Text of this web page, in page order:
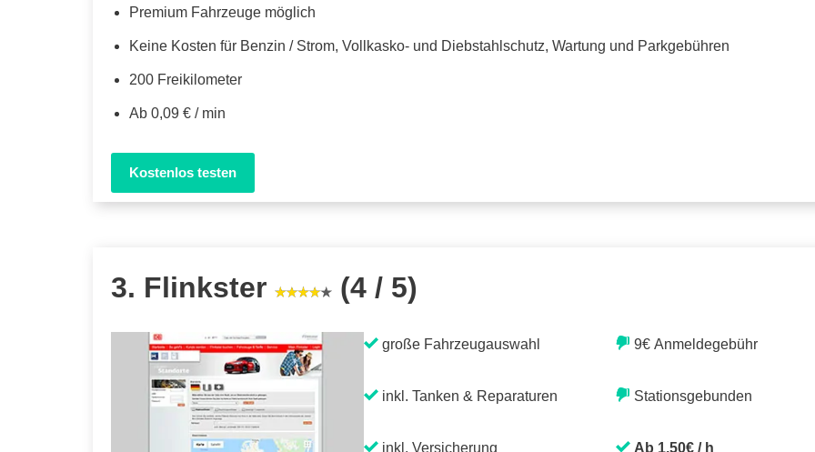
Premium Fahrzeuge möglich
Keine Kosten für Benzin / Strom, Vollkasko- und Diebstahlschutz, Wartung und Parkgebühren
200 Freikilometer
Ab 0,09 € / min
Kostenlos testen
3. Flinkster (4 / 5)
große Fahrzeugauswahl
inkl. Tanken & Reparaturen
inkl. Versicherung
9€ Anmeldegebühr
Stationsgebunden
Ab 1,50€ / h